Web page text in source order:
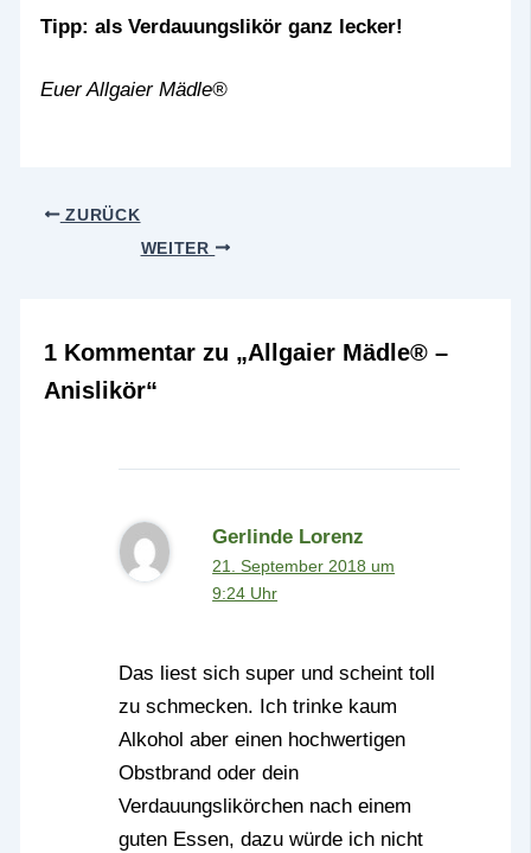
Tipp: als Verdauungslikör ganz lecker!
Euer Allgaier Mädle®
ZURÜCK
WEITER
1 Kommentar zu „Allgaier Mädle® –
Anislikör“
Gerlinde Lorenz
21. September 2018 um
9:24 Uhr
Das liest sich super und scheint toll
zu schmecken. Ich trinke kaum
Alkohol aber einen hochwertigen
Obstbrand oder dein
Verdauungslikörchen nach einem
guten Essen, dazu würde ich nicht